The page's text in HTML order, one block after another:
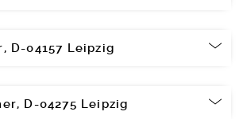
D-04157 Leipzig
D-04275 Leipzig